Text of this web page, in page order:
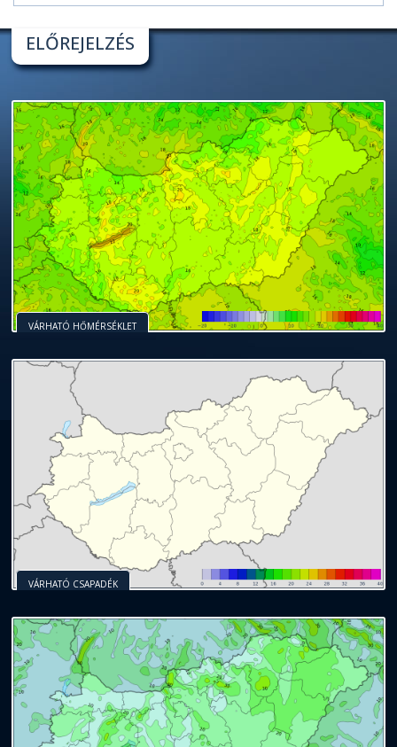
ELŐREJELZÉS
VÁRHATÓ HŐMÉRSÉKLET
VÁRHATÓ CSAPADÉK